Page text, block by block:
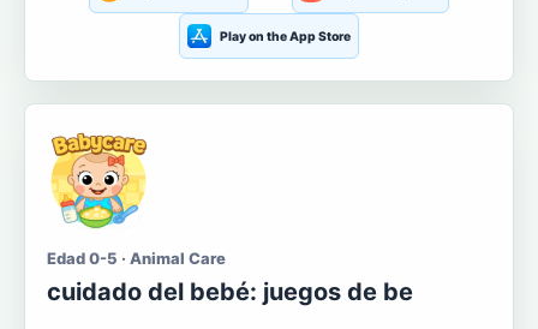
Play on the App Store
Edad 0-5 · Animal Care
cuidado del bebé: juegos de be